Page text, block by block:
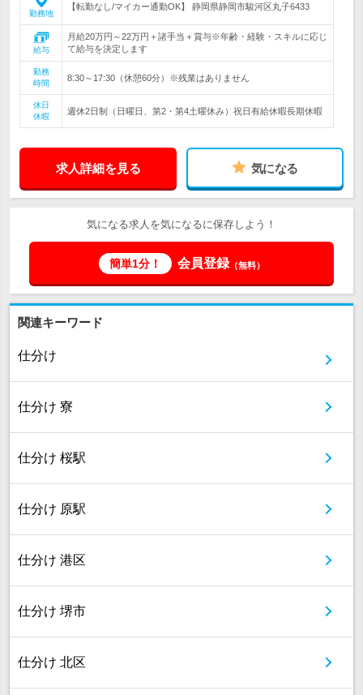
勤務地
【転勤なし/マイカー通勤OK】 静岡県静岡市駿河区丸子6433
給与
月給20万円～22万円＋諸手当＋賞与※年齢・経験・スキルに応じ
て給与を決定します
勤務
時間
8:30～17:30（休憩60分）※残業はありません
休日
休暇
週休2日制（日曜日、第2・第4土曜休み）祝日有給休暇長期休暇
求人詳細を見る 気になる
気になる求人を気になるに保存しよう！
簡単1分！ 会員登録（無料）
関連キーワード
仕分け
仕分け 寮
仕分け 桜駅
仕分け 原駅
仕分け 港区
仕分け 堺市
仕分け 北区